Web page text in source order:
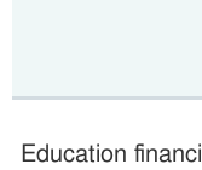
Education